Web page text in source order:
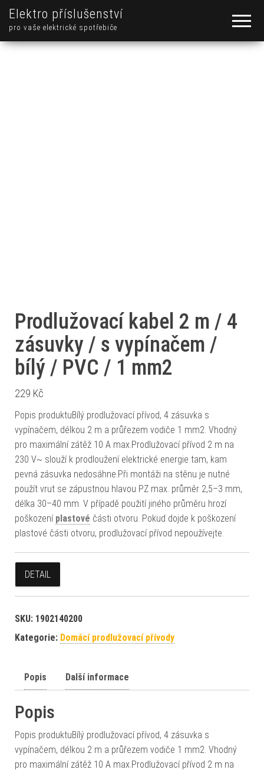
Elektro příslušenství
pro vaše elektrické spotřebiče
Prodlužovací kabel 2 m / 4
zásuvky / s vypínačem /
bílý / PVC / 1 mm2
229 Kč
Popis produktuBílý prodlužovací přívod, 4 zásuvka s
vypínačem, délkou 2 m a průřezem vodiče 1 mm2. Vhodný
pro maximální zátěž 10 A max.Prodlužovací přívod 2 m na
230 V~ slouží k prodloužení elektrické energie tam, kam
pevná zásuvka nedosáhne.Při montáži na stěnu je nutné
použít vrut se zápustnou hlavou PZ max. průměr 2,5–3 mm,
délka 30–40 mm. V případě použití jiného průměru hrozí
poškození plastové části otvoru. Pokud dojde k poškození
plastové části otvoru, prodlužovací přívod nepoužívejte.
DETAIL
SKU: 1902140200
Kategorie: Domácí prodlužovací přívody
Popis Další informace
Popis
Popis produktuBílý prodlužovací přívod, 4 zásuvka s
vypínačem, délkou 2 m a průřezem vodiče 1 mm2. Vhodný
pro maximální zátěž 10 A max.Prodlužovací přívod 2 m na